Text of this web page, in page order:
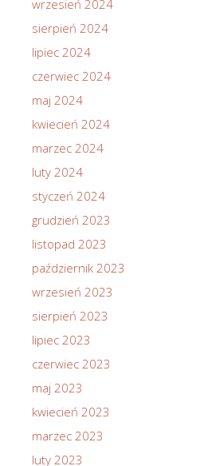
wrzesień 2024
sierpień 2024
lipiec 2024
czerwiec 2024
maj 2024
kwiecień 2024
marzec 2024
luty 2024
styczeń 2024
grudzień 2023
listopad 2023
październik 2023
wrzesień 2023
sierpień 2023
lipiec 2023
czerwiec 2023
maj 2023
kwiecień 2023
marzec 2023
luty 2023